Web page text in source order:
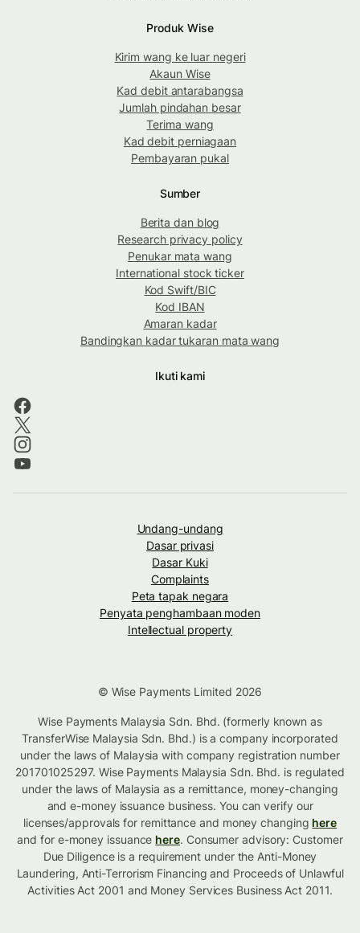
Produk Wise
Kirim wang ke luar negeri
Akaun Wise
Kad debit antarabangsa
Jumlah pindahan besar
Terima wang
Kad debit perniagaan
Pembayaran pukal
Sumber
Berita dan blog
Research privacy policy
Penukar mata wang
International stock ticker
Kod Swift/BIC
Kod IBAN
Amaran kadar
Bandingkan kadar tukaran mata wang
Ikuti kami
Undang-undang
Dasar privasi
Dasar Kuki
Complaints
Peta tapak negara
Penyata penghambaan moden
Intellectual property
© Wise Payments Limited 2026
Wise Payments Malaysia Sdn. Bhd. (formerly known as
TransferWise Malaysia Sdn. Bhd.) is a company incorporated
under the laws of Malaysia with company registration number
201701025297. Wise Payments Malaysia Sdn. Bhd. is regulated
under the laws of Malaysia as a remittance, money-changing
and e-money issuance business. You can verify our
licenses/approvals for remittance and money changing here
and for e-money issuance here. Consumer advisory: Customer
Due Diligence is a requirement under the Anti-Money
Laundering, Anti-Terrorism Financing and Proceeds of Unlawful
Activities Act 2001 and Money Services Business Act 2011.